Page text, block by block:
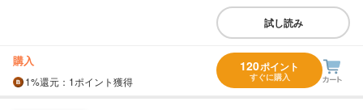
試し読み
購入
1%還元 ：1ポイント獲得
120ポイント
すぐに購入